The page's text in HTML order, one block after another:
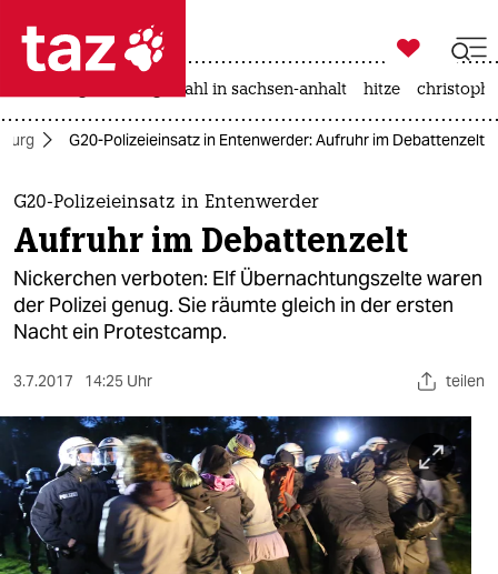
 taz zahl ich
taz zahl ich
themen
politik
öko
sport
berlin
nord

taz zahl ich
landtagswahl in sachsen-anhalt hitze
G20-Polizeieinsatz in Entenwerder: Aufruhr im Debattenzelt
G20-Polizeieinsatz in Entenwerder
Aufruhr im Debattenzelt
Nickerchen verboten: Elf Übernachtungszelte waren
der Polizei genug. Sie räumte gleich in der ersten
Nacht ein Protestcamp.
3.7.2017 14:25 Uhr teilen